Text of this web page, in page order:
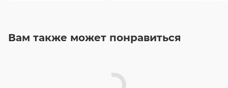
Вам также может понравиться